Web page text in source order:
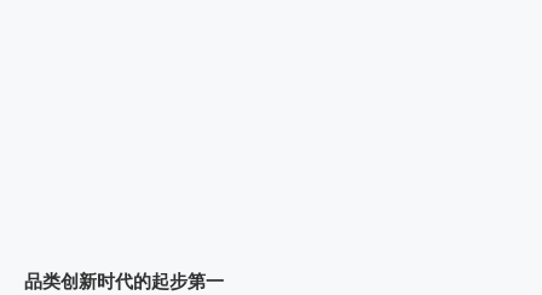
品类创新时代的起步第一